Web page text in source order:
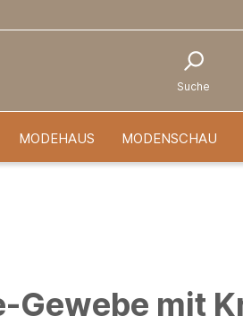
Suche
MODEHAUS MODENSCHAU
Gewebe mit